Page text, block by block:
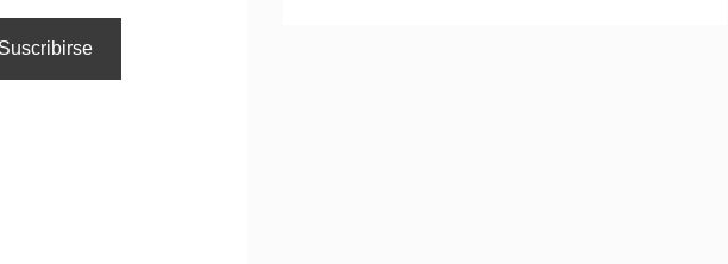
Suscribirse